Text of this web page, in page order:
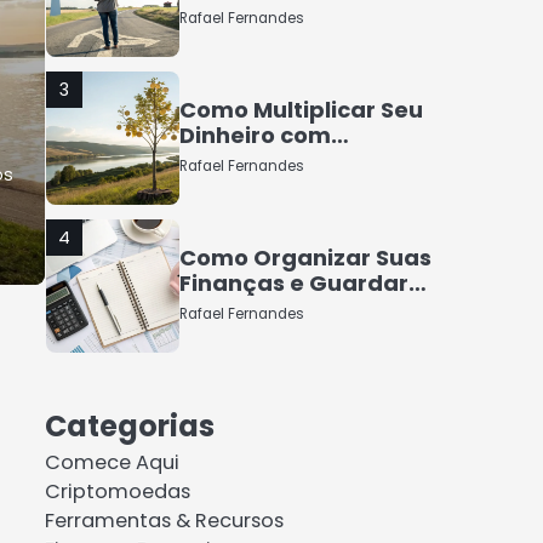
Rafael Fernandes
3
Como Multiplicar Seu
Dinheiro com
Segurança
Rafael Fernandes
4
Como Organizar Suas
Finanças e Guardar
Dinheiro: Dicas Práticas
Rafael Fernandes
POUCO DINHEIRO 2025
1
Categorias
Comece Aqui
Criptomoedas
Ferramentas & Recursos